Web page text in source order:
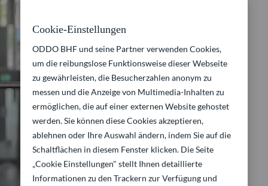
Cookie-Einstellungen
ODDO BHF und seine Partner verwenden Cookies,
um die reibungslose Funktionsweise dieser Webseite
zu gewährleisten, die Besucherzahlen anonym zu
messen und die Anzeige von Multimedia-Inhalten zu
ermöglichen, die auf einer externen Website gehostet
werden. Sie können diese Cookies akzeptieren,
ablehnen oder Ihre Auswahl ändern, indem Sie auf die
Schaltflächen in diesem Fenster klicken. Die Seite
„Cookie Einstellungen" stellt Ihnen detaillierte
Informationen zu den Trackern zur Verfügung und